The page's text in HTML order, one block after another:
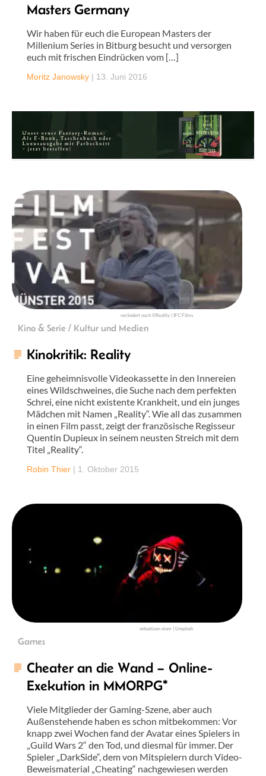
Masters Germany
Wir haben für euch die European Masters der
Millenium Series in Bitburg besucht und versorgen
euch mit frischen Eindrücken vom […]
Moritz Janowsky | 13. Juni 2016
verändert nach ©Reality | IFC Films
Kino & Serie / Kultur und Medien
Kinokritik: Reality
Eine geheimnisvolle Videokassette in den Innereien
eines Wildschweines, die Suche nach dem perfekten
Schrei, eine nicht existente Krankheit, und ein junges
Mädchen mit Namen „Reality“. Wie all das zusammen
in einen Film passt, zeigt der französische Regisseur
Quentin Dupieux in seinem neusten Streich mit dem
Titel „Reality“.
Robin Thier | 1. Oktober 2015
sebastiaan stam | Unsplash
Games
Cheater an die Wand – Online-
Exekution in MMORPG*
Viele Mitglieder der Gaming-Szene, aber auch
Außenstehende haben es schon mitbekommen: Vor
knapp zwei Wochen fand der Avatar eines Spielers in
„Guild Wars 2“ den Tod, und diesmal für immer. Der
Spieler „DarkSide“, dem von Mitspielern durch Video-
Beweismaterial „Cheating“ nachgewiesen werden